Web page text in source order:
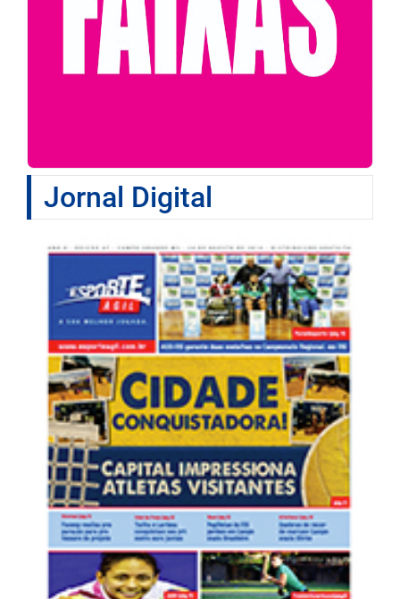
Jornal Digital